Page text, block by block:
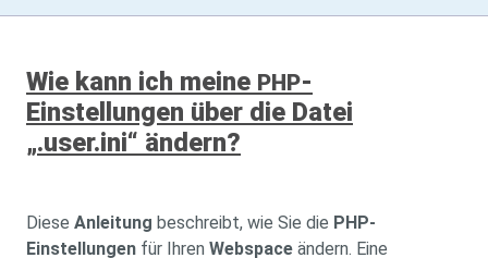
Wie kann ich meine PHP-
Einstellungen über die Datei
„.user.ini“ ändern?
Diese Anleitung beschreibt, wie Sie die PHP-
Einstellungen für Ihren Webspace ändern. Eine